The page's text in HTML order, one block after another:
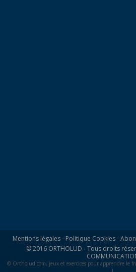
Mentions légales- Politique Cookies-
© 2016 ORTHOLUD - Tous droits
© Ortholud.com, jeux et exercices pour apprendre le